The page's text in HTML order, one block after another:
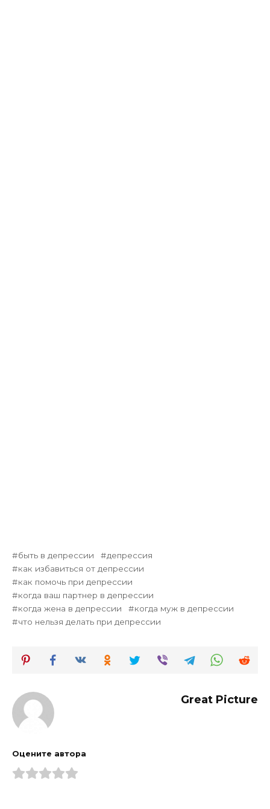
быть в депрессии
депрессия
как избавиться от депрессии
как помочь при депрессии
когда ваш партнер в депрессии
когда жена в депрессии
когда муж в депрессии
что нельзя делать при депрессии
Great Picture
Оцените автора